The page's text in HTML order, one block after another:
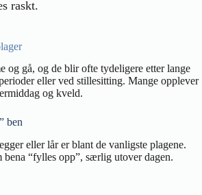
raskt.
og gå, og de blir ofte tydeligere etter lange
eller ved stillesitting. Mange opplever
og kveld.
ben
eller lår er blant de vanligste plagene.
bena “fylles opp”, særlig utover dagen.